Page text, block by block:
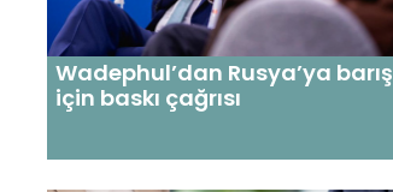
Wadephul’dan Rusya’ya barış
için baskı çağrısı